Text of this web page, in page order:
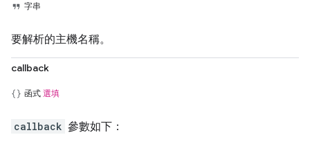
字串
要解析的主機名稱。
callback
函式 選填
callback 參數如下：